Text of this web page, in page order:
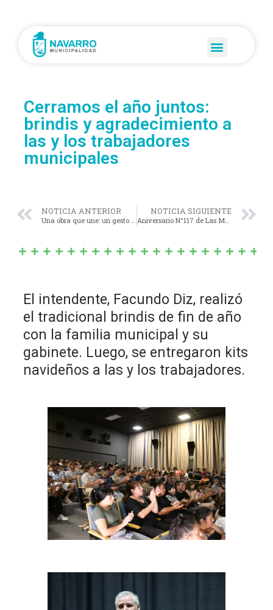
Cerramos el año juntos:
brindis y agradecimiento a
las y los trabajadores
municipales
NOTICIA ANTERIOR
Una obra que une: un gesto de compromiso y comunidad desde el Taller de Adultos Mayores
NOTICIA SIGUIENTE
Aniversario N°117 de Las Marianas: identidad, historia y comunidad
El intendente, Facundo Diz, realizó
el tradicional brindis de fin de año
con la familia municipal y su
gabinete. Luego, se entregaron kits
navideños a las y los trabajadores.